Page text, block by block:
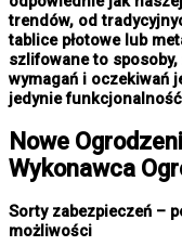
trendów, od
tablice płotowe lub
szlifowane to
wymagań i oczekiwań
jedynie
Nowe
Wykonawca
Sorty zabezpieczeń –
możliwości